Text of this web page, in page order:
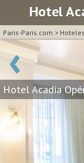
Hotel
Paris-Paris.com >
‹
Hotel Acadia